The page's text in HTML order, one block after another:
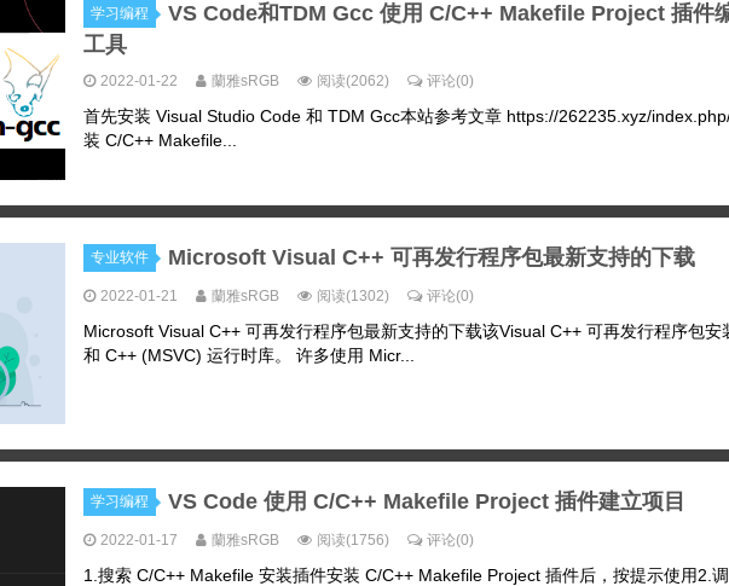
学习编程
VS Code和TDM Gcc 使用 C/C++ Makefile Project 插件
工具
2022-01-22 蘭雅sRGB 阅读(2062) 评论(0)
首先安装 Visual Studio Code 和 TDM Gcc本站参考文章 https://262235.xyz/
装 C/C++ Makefile...
专业软件 Microsoft Visual C++ 可再发行程序包最新支持的下载
2022-01-21 蘭雅sRGB 阅读(1302) 评论(0)
Microsoft Visual C++ 可再发行程序包最新支持的下载该Visual C++ 可再发行程序包安
和 C++ (MSVC) 运行时库。 许多使用 Micr...
学习编程 VS Code 使用 C/C++ Makefile Project 插件建立项目
2022-01-17 蘭雅sRGB 阅读(1756) 评论(0)
1.搜索 C/C++ Makefile 安装插件安装 C/C++ Makefile Project 插件后，按提示使用2.